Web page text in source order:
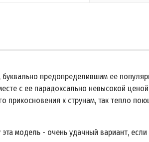
предопределившим ее
с ее парадоксально невысокой
прикосновения к струнам, так тепло
модель - очень удачный вариант,